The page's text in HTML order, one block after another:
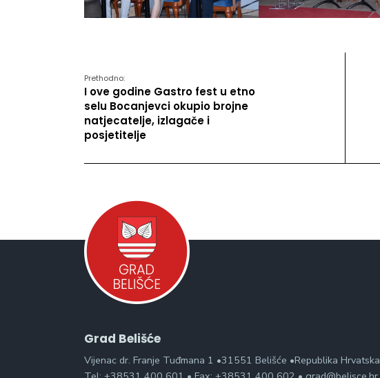
Prethodno:
I ove godine Gastro fest u etno
selu Bocanjevci okupio brojne
natjecatelje, izlagače i
posjetitelje
Grad Belišće
Vijenac dr. Franje Tuđmana 1 •31551 Belišće •Republika Hrvatska